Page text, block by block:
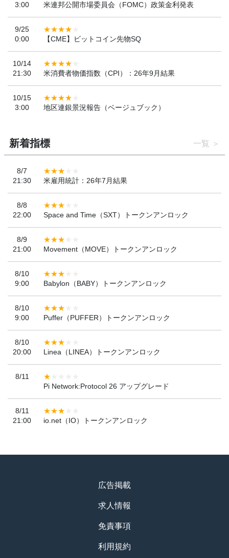
3:00
米連邦公開市場委員会（FOMC）政策金利発表
9/25
0:00
【CME】ビットコイン先物SQ
10/14
21:30
米消費者物価指数（CPI）：26年9月結果
10/15
3:00
地区連銀景況報告（ベージュブック）
新着指標 一覧
8/7
21:30
米雇用統計：26年7月結果
8/8
22:00
Space and Time（SXT）トークンアンロック
8/9
21:00
Movement（MOVE）トークンアンロック
8/10
9:00
Babylon（BABY）トークンアンロック
8/10
9:00
Puffer（PUFFER）トークンアンロック
8/10
20:00
Linea（LINEA）トークンアンロック
8/11
Pi Network:Protocol 26 アップグレード
8/11
21:00
io.net（IO）トークンアンロック
広告掲載
求人情報
免責事項
利用規約